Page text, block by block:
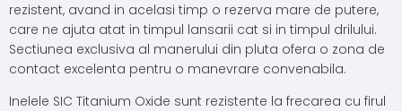
rezistent, avand in acelasi timp o rezerva mare de putere,
care ne ajuta atat in timpul lansarii cat si in timpul drilului.
Sectiunea exclusiva al manerului din pluta ofera o zona de
contact excelenta pentru o manevrare convenabila.
Inelele SIC Titanium Oxide sunt rezistente la frecarea cu firul